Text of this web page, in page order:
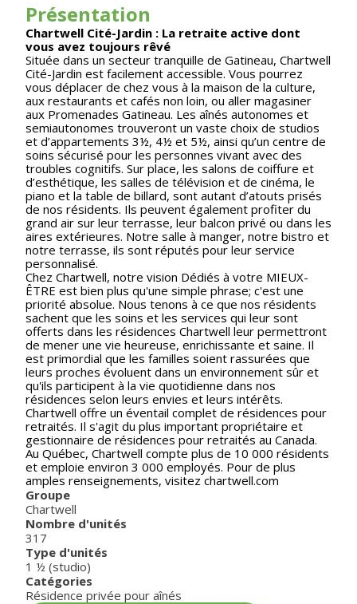
Présentation
Chartwell Cité-Jardin : La retraite active dont
vous avez toujours rêvé
Située dans un secteur tranquille de Gatineau, Chartwell
Cité-Jardin est facilement accessible. Vous pourrez
vous déplacer de chez vous à la maison de la culture,
aux restaurants et cafés non loin, ou aller magasiner
aux Promenades Gatineau. Les aînés autonomes et
semiautonomes trouveront un vaste choix de studios
et d’appartements 3½, 4½ et 5½, ainsi qu’un centre de
soins sécurisé pour les personnes vivant avec des
troubles cognitifs. Sur place, les salons de coiffure et
d’esthétique, les salles de télévision et de cinéma, le
piano et la table de billard, sont autant d’atouts prisés
de nos résidents. Ils peuvent également profiter du
grand air sur leur terrasse, leur balcon privé ou dans les
aires extérieures. Notre salle à manger, notre bistro et
notre terrasse, ils sont réputés pour leur service
personnalisé.
Chez Chartwell, notre vision Dédiés à votre MIEUX-
ÊTRE est bien plus qu'une simple phrase; c'est une
priorité absolue. Nous tenons à ce que nos résidents
sachent que les soins et les services qui leur sont
offerts dans les résidences Chartwell leur permettront
de mener une vie heureuse, enrichissante et saine. Il
est primordial que les familles soient rassurées que
leurs proches évoluent dans un environnement sûr et
qu'ils participent à la vie quotidienne dans nos
résidences selon leurs envies et leurs intérêts.
Chartwell offre un éventail complet de résidences pour
retraités. Il s'agit du plus important propriétaire et
gestionnaire de résidences pour retraités au Canada.
Au Québec, Chartwell compte plus de 10 000 résidents
et emploie environ 3 000 employés. Pour de plus
amples renseignements, visitez chartwell.com
Groupe
Chartwell
Nombre d'unités
317
Type d'unités
1 ½ (studio)
Catégories
Résidence privée pour aînés